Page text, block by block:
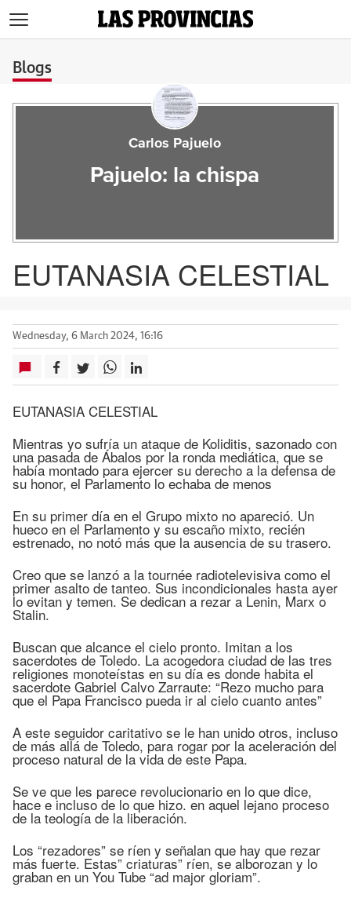
Blogs
Carlos Pajuelo
Pajuelo: la chispa
EUTANASIA CELESTIAL
Wednesday, 6 March 2024, 16:16
EUTANASIA CELESTIAL
Mientras yo sufría un ataque de Koliditis, sazonado con
una pasada de Ábalos por la ronda mediática, que se
había montado para ejercer su derecho a la defensa de
su honor, el Parlamento lo echaba de menos
En su primer día en el Grupo mixto no apareció. Un
hueco en el Parlamento y su escaño mixto, recién
estrenado, no notó más que la ausencia de su trasero.
Creo que se lanzó a la tournée radiotelevisiva como el
primer asalto de tanteo. Sus incondicionales hasta ayer
lo evitan y temen. Se dedican a rezar a Lenin, Marx o
Stalin.
Buscan que alcance el cielo pronto. Imitan a los
sacerdotes de Toledo. La acogedora ciudad de las tres
religiones monoteístas en su día es donde habita el
sacerdote Gabriel Calvo Zarraute: “Rezo mucho para
que el Papa Francisco pueda ir al cielo cuanto antes”
A este seguidor caritativo se le han unido otros, incluso
de más allá de Toledo, para rogar por la aceleración del
proceso natural de la vida de este Papa.
Se ve que les parece revolucionario en lo que dice,
hace e incluso de lo que hizo. en aquel lejano proceso
de la teología de la liberación.
Los “rezadores” se ríen y señalan que hay que rezar
más fuerte. Estas” criaturas” ríen, se alborozan y lo
graban en un You Tube “ad major gloriam”.